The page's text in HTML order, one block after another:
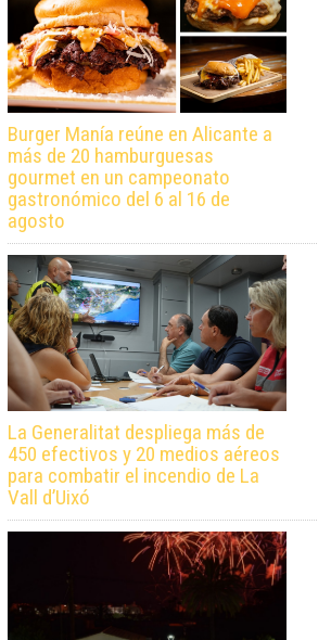
Burger Manía reúne en Alicante a
más de 20 hamburguesas
gourmet en un campeonato
gastronómico del 6 al 16 de
agosto
La Generalitat despliega más de
450 efectivos y 20 medios aéreos
para combatir el incendio de La
Vall d’Uixó